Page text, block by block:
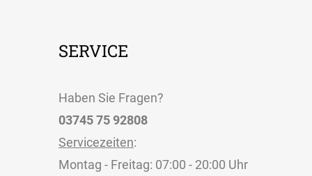
SERVICE
Haben Sie Fragen?
03745 75 92808
Servicezeiten:
Montag - Freitag: 07:00 - 20:00 Uhr